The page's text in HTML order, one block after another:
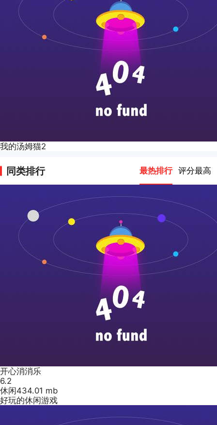
我的汤姆猫2
同类排行 最热排行 评分最高
开心消消乐
6.2
休闲434.01 mb
好玩的休闲游戏